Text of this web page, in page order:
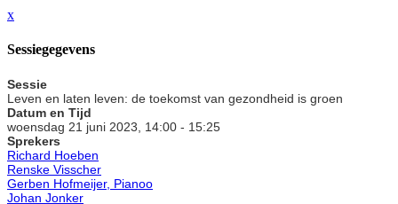
x
Sessiegegevens
Sessie
Leven en laten leven: de toekomst van gezondheid is groen
Datum en Tijd
woensdag 21 juni 2023, 14:00 - 15:25
Sprekers
Richard Hoeben
Renske Visscher
Gerben Hofmeijer, Pianoo
Johan Jonker